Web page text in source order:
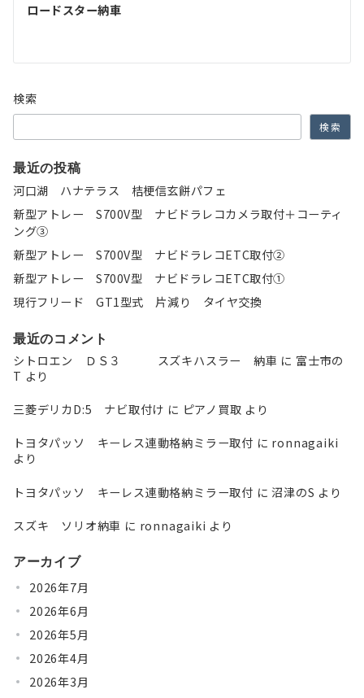
ゲ
シ
ョ
ン
ロードスター納車
検索
検索
最近の投稿
河口湖 ハナテラス 桔梗信玄餅パフェ
新型アトレー S700V型 ナビドラレコカメラ取付＋コーティ
ング③
新型アトレー S700V型 ナビドラレコETC取付②
新型アトレー S700V型 ナビドラレコETC取付①
現行フリード GT1型式 片減り タイヤ交換
最近のコメント
シトロエン ＤＳ３ スズキハスラー 納車 に 富士市の
T より
三菱デリカD:5 ナビ取付け に ピアノ買取 より
トヨタパッソ キーレス連動格納ミラー取付 に ronnagaiki
より
トヨタパッソ キーレス連動格納ミラー取付 に沼津のS より
スズキ ソリオ納車 に ronnagaiki より
アーカイブ
2026年7月
2026年6月
2026年5月
2026年4月
2026年3月